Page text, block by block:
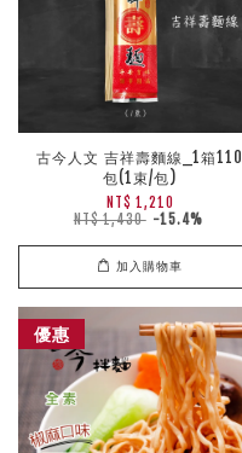
古今人文 吉祥壽麵線_1箱110
包(1束/包)
NT$ 1,210
NT$ 1,430 -15.4%
加入購物車
優惠